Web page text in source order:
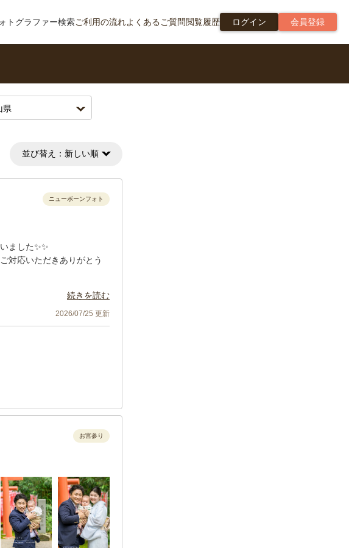
トグラファー検索ご利用の流れよくあるご質問閲覧履歴 ログイン 会員登録
並び替え： 新しい順
ニューボーンフォト
ました✨✨
対応いただきありがとう
ださり、新生児の姿を残
続きを読む
2026/07/25 更新
お宮参り